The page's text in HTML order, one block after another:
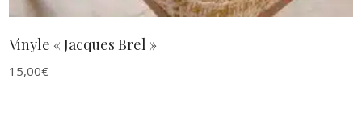
Vinyle « Jacques Brel »
15,00€